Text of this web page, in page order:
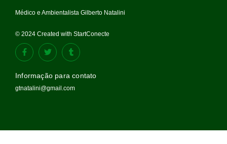
Médico e Ambientalista Gilberto Natalini
© 2024 Created with StartConecte
Informação para contato
gtnatalini@gmail.com